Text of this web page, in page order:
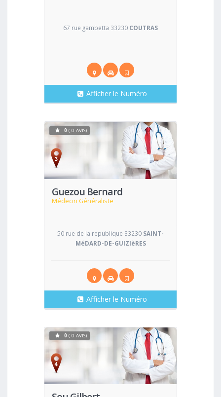
67 rue gambetta 33230 COUTRAS
Afficher le Numéro
Guezou Bernard
Médecin Généraliste
Voir
0 ( 0 AVIS)
50 rue de la republique 33230 SAINT-
MéDARD-DE-GUIZIèRES
Afficher le Numéro
Voir
0 ( 0 AVIS)